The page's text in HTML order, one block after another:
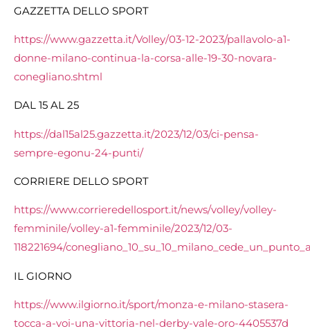
GAZZETTA DELLO SPORT
https://www.gazzetta.it/Volley/03-12-2023/pallavolo-a1-
donne-milano-continua-la-corsa-alle-19-30-novara-
conegliano.shtml
DAL 15 AL 25
https://dal15al25.gazzetta.it/2023/12/03/ci-pensa-
sempre-egonu-24-punti/
CORRIERE DELLO SPORT
https://www.corrieredellosport.it/news/volley/volley-
femminile/volley-a1-femminile/2023/12/03-
118221694/
IL GIORNO
https://www.ilgiorno.it/sport/monza-e-milano-stasera-
tocca-a-voi-una-vittoria-nel-derby-vale-oro-4405537d